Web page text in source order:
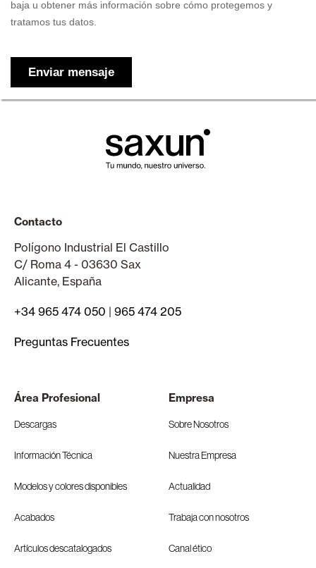
Contacto
Polígono Industrial El Castillo
C/ Roma 4 - 03630 Sax
Alicante, España
+34 965 474 050 | 965 474 205
Preguntas Frecuentes
Área Profesional
Descargas
Información Técnica
Modelos y colores disponibles
Acabados
Artículos descatalogados
Empresa
Sobre Nosotros
Nuestra Empresa
Actualidad
Trabaja con nosotros
Canal ético